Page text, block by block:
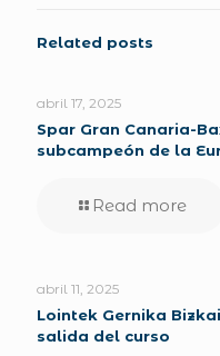
Related posts
abril 17, 2025
Spar Gran Canaria-
subcampeón de la
Read more
abril 11, 2025
Lointek Gernika
salida del curso